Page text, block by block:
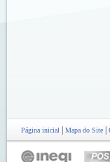
Página inicial Mapa do Site